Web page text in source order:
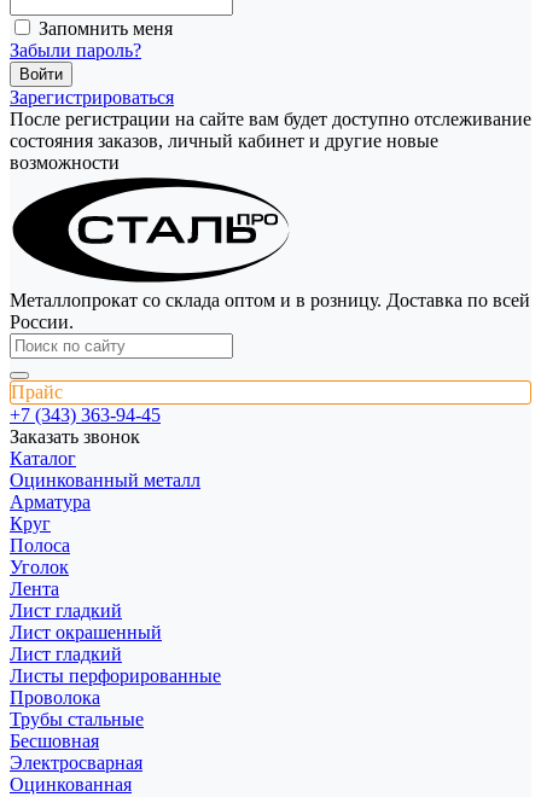
Запомнить меня
Забыли пароль?
Зарегистрироваться
После регистрации на сайте вам будет доступно отслеживание
состояния заказов, личный кабинет и другие новые
возможности
Металлопрокат со склада оптом и в розницу. Доставка по всей
России.
Прайс
+7 (343) 363-94-45
Заказать звонок
Каталог
Оцинкованный металл
Арматура
Круг
Полоса
Уголок
Лента
Лист гладкий
Лист окрашенный
Лист гладкий
Листы перфорированные
Проволока
Трубы стальные
Бесшовная
Электросварная
Оцинкованная